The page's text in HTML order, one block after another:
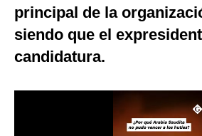
G de Gestión
Notas Contratadas
principal de la
siendo que el
candidatura.